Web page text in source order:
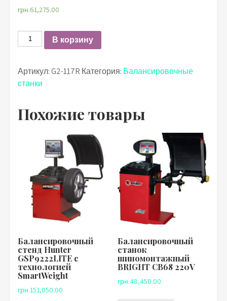
грн.61,275.00
КоличествоВ корзину
Артикул:G2-117R Категория: Балансировочные
станки
Похожие товары
Балансировочный
стенд Hunter
GSP9222LITE с
технологией
SmartWeight
грн.151,050.00
Балансировочный
станок
шиномонтажный
BRIGHT CB68 220V
грн.48,450.00